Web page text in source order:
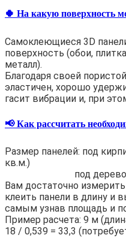
🍀 На какую поверхность
Самоклеющиеся 3D
поверхность (обои,
металл).
Благодаря своей
эластичен, хорошо
гасит вибрации и, при
📢 Как рассчитать
Размер панелей: под
кв.м.)
под дерево 70*70
Вам достаточно
клеить панели в длину и
самым узнав площадь и
Пример расчета: 9 м
18 / 0,539 = 33,3